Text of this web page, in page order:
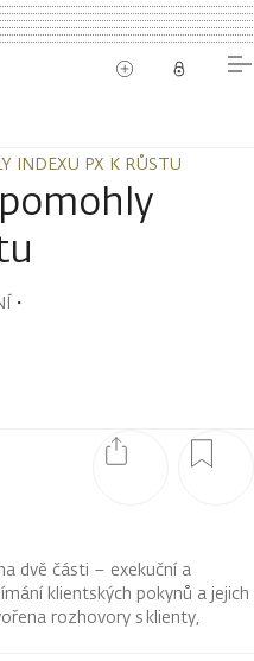
INDEXU PX K RŮSTU
INDEXU PX K RŮSTU
・
dvě části – exekuční a
klientských pokynů a jejich
rozhovory s klienty,